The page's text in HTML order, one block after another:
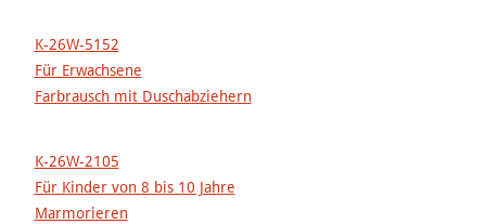
K-26W-5152
Für Erwachsene
Farbrausch mit Duschabziehern
K-26W-2105
Für Kinder von 8 bis 10 Jahre
Marmorieren